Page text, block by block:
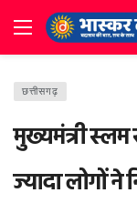
छत्तीसगढ़
मुख्यमंत्री
ज्यादा लोगों